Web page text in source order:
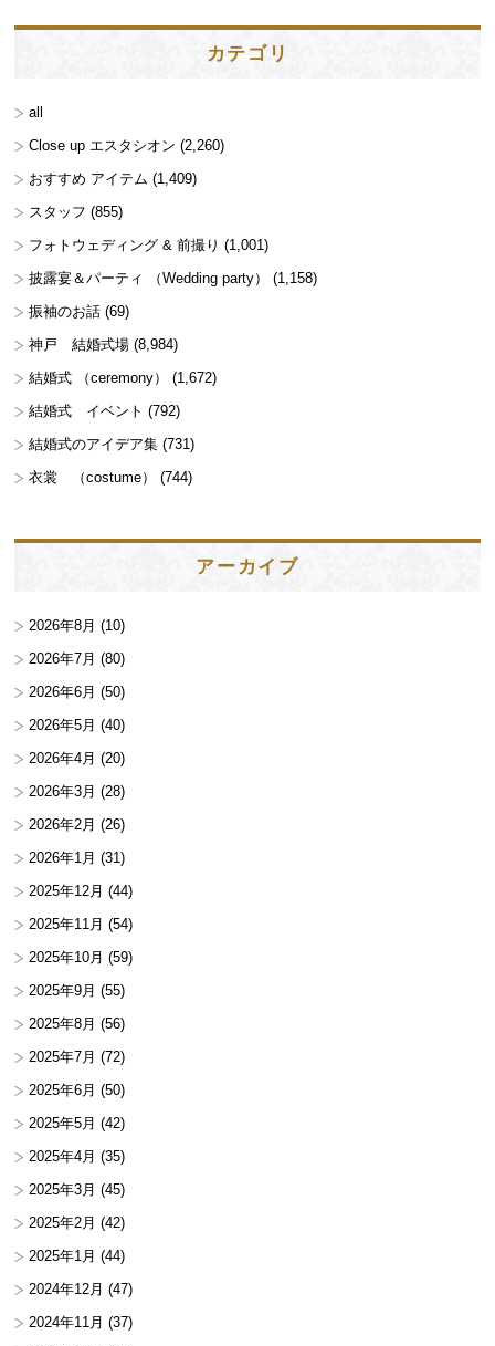
カテゴリ
all
Close up エスタシオン (2,260)
おすすめ アイテム (1,409)
スタッフ (855)
フォトウェディング & 前撮り (1,001)
披露宴＆パーティ （Wedding party）
(1,158)
振袖のお話 (69)
神戸 結婚式場 (8,984)
結婚式 （ceremony）
(1,672)
結婚式 イベント (792)
結婚式のアイデア集 (731)
衣裳 （costume）
(744)
アーカイブ
2026年8月 (10)
2026年7月 (80)
2026年6月 (50)
2026年5月 (40)
2026年4月 (20)
2026年3月 (28)
2026年2月 (26)
2026年1月 (31)
2025年12月 (44)
2025年11月 (54)
2025年10月 (59)
2025年9月 (55)
2025年8月 (56)
2025年7月 (72)
2025年6月 (50)
2025年5月 (42)
2025年4月 (35)
2025年3月 (45)
2025年2月 (42)
2025年1月 (44)
2024年12月 (47)
2024年11月 (37)